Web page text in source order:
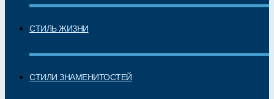
СТИЛЬ ЖИЗНИ
СТИЛИ ЗНАМЕНИТОСТЕЙ